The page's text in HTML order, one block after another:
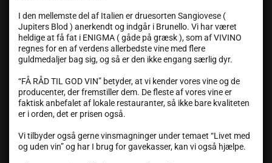
I den mellemste del af Italien er druesorten Sangiovese (
Jupiters Blod ) anerkendt og indgår i Brunello. Vi har været
heldige at få fat i ENIGMA ( gåde på græsk ), som af VIVINO
regnes for en af verdens allerbedste vine med flere
guldmedaljer bag sig, og så er den ikke engang særlig dyr.
“FÅ RÅD TIL GOD VIN” betyder, at vi kender vores vine og de
producenter, der fremstiller dem. De fleste af vores vine er
faktisk anbefalet af lokale restauranter, så ikke bare kvaliteten
er i orden, det er prisen også.
Vi tilbyder også gerne vinsmagninger under temaet “Livet med
og uden vin” og har I brug for gavekasser, kan vi også hjælpe.